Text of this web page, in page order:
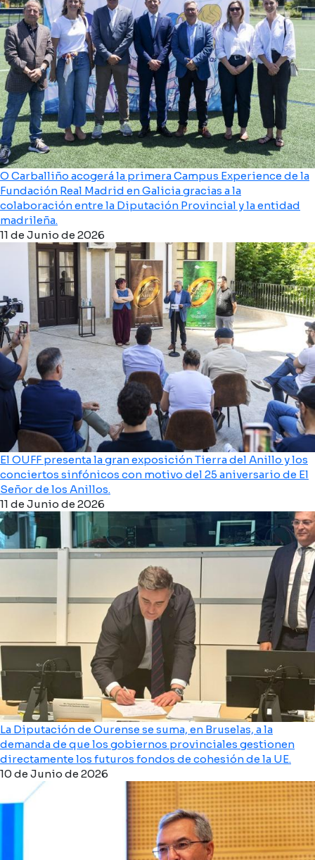
O Carballiño acogerá la primera Campus Experience de la
Fundación Real Madrid en Galicia gracias a la
colaboración entre la Diputación Provincial y la entidad
madrileña.
11 de Junio de 2026
El OUFF presenta la gran exposición Tierra del Anillo y los
conciertos sinfónicos con motivo del 25 aniversario de El
Señor de los Anillos.
11 de Junio de 2026
La Diputación de Ourense se suma, en Bruselas, a la
demanda de que los gobiernos provinciales gestionen
directamente los futuros fondos de cohesión de la UE.
10 de Junio de 2026